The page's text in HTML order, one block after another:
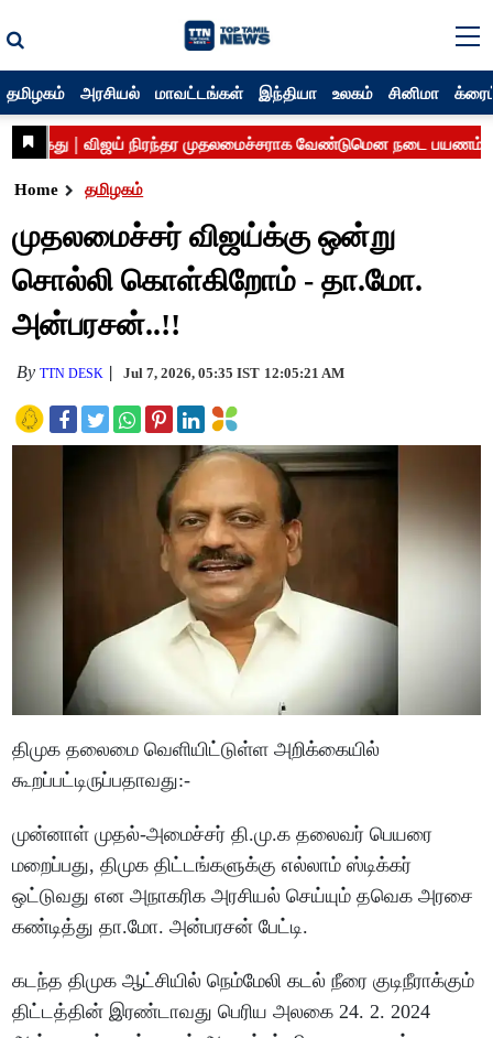
தமிழகம் அரசியல் மாவட்டங்கள் இந்தியா உலகம் சினிமா
Home தமிழகம்
முதலமைச்சர் விஜய்க்கு ஒன்று
சொல்லி கொள்கிறோம் - தா.மோ.
அன்பரசன்..!!
ByTTN DESK Jul 7, 2026, 05:35 IST 12:05:21 AM
திமுக தலைமை வெளியிட்டுள்ள அறிக்கையில்
கூறப்பட்டிருப்பதாவது:-
முன்னாள் முதல்-அமைச்சர் தி.மு.க தலைவர் பெயரை
மறைப்பது, திமுக திட்டங்களுக்கு எல்லாம் ஸ்டிக்கர்
ஒட்டுவது என அநாகரிக அரசியல் செய்யும் தவெக அரசை
கண்டித்து தா.மோ. அன்பரசன் பேட்டி.
கடந்த திமுக ஆட்சியில் நெம்மேலி கடல் நீரை குடிநீராக்கும்
திட்டத்தின் இரண்டாவது பெரிய அலகை 24. 2. 2024